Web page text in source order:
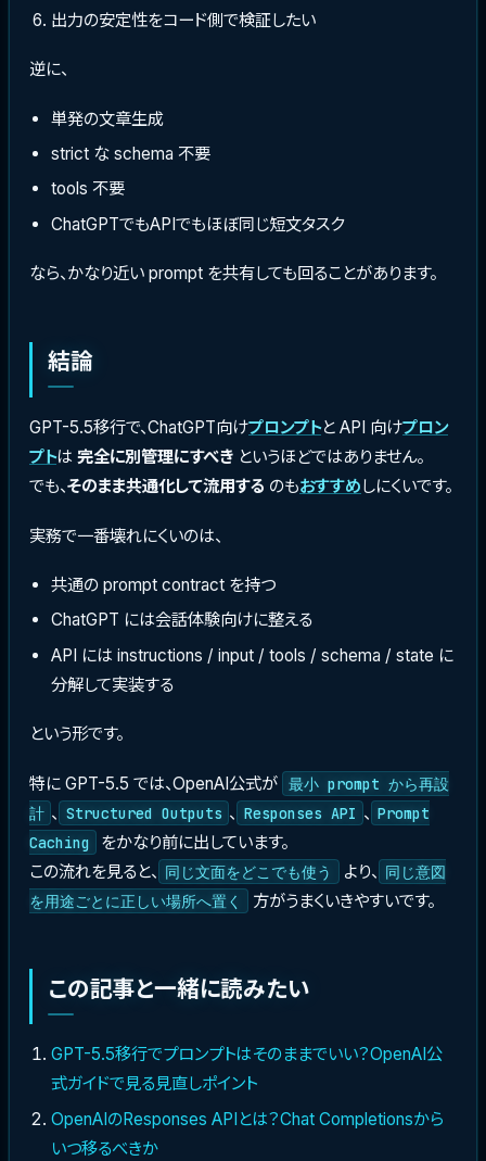
出力の安定性をコード側で検証したい
逆に、
単発の文章生成
strict な schema 不要
tools 不要
ChatGPTでもAPIでもほぼ同じ短文タスク
なら、かなり近い prompt を共有しても回ることがあります。
結論
GPT-5.5移行で、ChatGPT向けプロンプトと API 向けプロン
プトは 完全に別管理にすべき というほどではありません。
でも、そのまま共通化して流用する のもおすすめしにくいです。
実務で一番壊れにくいのは、
共通の prompt contract を持つ
ChatGPT には会話体験向けに整える
API には instructions / input / tools / schema / state に
分解して実装する
という形です。
特に GPT-5.5 では、OpenAI公式が 最小 prompt から再設
計 、 Structured Outputs 、 Responses API 、 Prompt
Caching
をかなり前に出しています。
この流れを見ると、 同じ文面をどこでも使う より、 同じ意図
を用途ごとに正しい場所へ置く
方がうまくいきやすいです。
この記事と一緒に読みたい
GPT-5.5移行でプロンプトはそのままでいい？OpenAI公
式ガイドで見る見直しポイント
OpenAIのResponses APIとは？Chat Completionsから
いつ移るべきか